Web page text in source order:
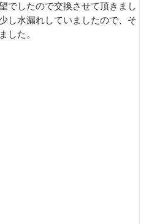
でしたので交換させて頂きまし
し水漏れしていましたので、そ
した。